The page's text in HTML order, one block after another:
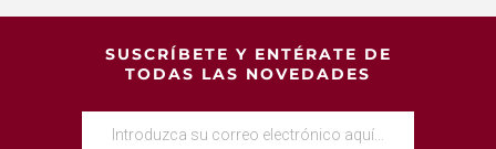
SUSCRÍBETE Y ENTÉRATE DE
TODAS LAS NOVEDADES